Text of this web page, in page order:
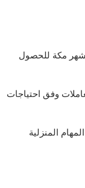
مكة للحصول
وفق احتياجات
المنزلية